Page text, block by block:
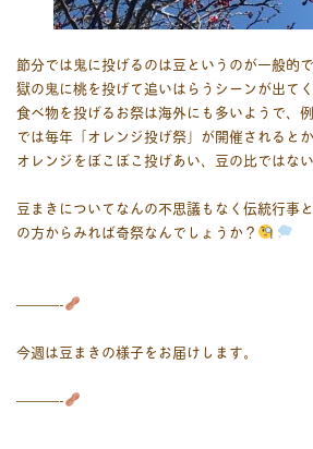
節分では鬼に投げるのは豆というのが一般的
獄の鬼に桃を投げて追いはらうシーンが出て
食べ物を投げるお祭は海外にも多いようで、
では毎年「オレンジ投げ祭」が開催されるとか
オレンジをぼこぼこ投げあい、豆の比ではな
豆まきについてなんの不思議もなく伝統行事
の方からみれば奇祭なんでしょうか？
———-
今週は豆まきの様子をお届けします。
———-